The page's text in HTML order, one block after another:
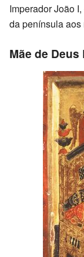
Imperador João
da península aos
Mãe de